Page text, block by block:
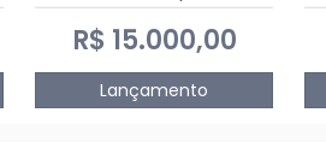
eletrônicas PTH DIALSAT
R$ 15.000,00
Lançamento